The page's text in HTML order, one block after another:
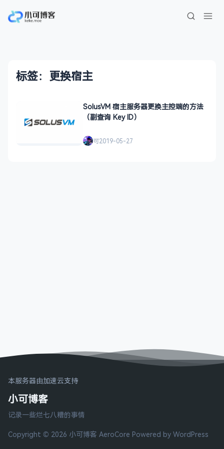
标签：更换宿主
SolusVM 宿主服务器更换主控端的方法
（副查询 Key ID）
可2019-05-27
本服务器由加速云支持
小可博客
记录一些烂七八糟的事情
Copyright © 2026 小可博客 AeroCore Powered by WordPress